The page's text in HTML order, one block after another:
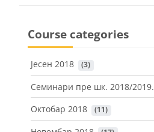
Course categories
Јесен 2018 (3)
Семинари пре шк. 2018/2019.
Октобар 2018
(11)